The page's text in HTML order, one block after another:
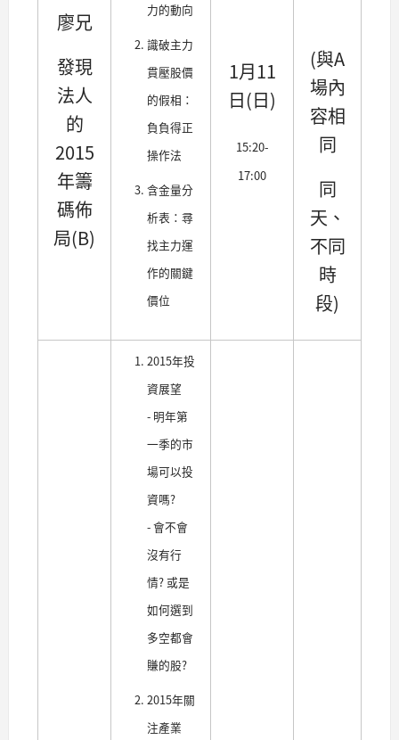
廖兄
發現
法人
的
2015
年籌
碼佈
局(B)
力的動向
識破主力
貫壓股價
的假相：
負負得正
操作法
含金量分
析表：尋
找主力運
作的關鍵
價位
1月11
日(日)
15:20-
17:00
(與A
場內
容相
同
同
天、
不同
時
段)
2015年投
資展望
- 明年第
一季的市
場可以投
資嗎?
- 會不會
沒有行
情? 或是
如何選到
多空都會
賺的股?
2015年關
注產業